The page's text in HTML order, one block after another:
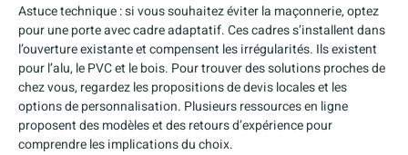
Astuce technique : si vous souhaitez éviter la maçonnerie, optez
pour une porte avec cadre adaptatif. Ces cadres s’installent dans
l’ouverture existante et compensent les irrégularités. Ils existent
pour l’alu, le PVC et le bois. Pour trouver des solutions proches de
chez vous, regardez les propositions de devis locales et les
options de personnalisation. Plusieurs ressources en ligne
proposent des modèles et des retours d’expérience pour
comprendre les implications du choix.